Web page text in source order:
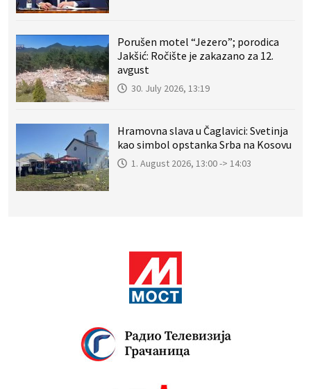
Porušen motel “Jezero”; porodica
Jakšić: Ročište je zakazano za 12.
avgust
30. July 2026, 13:19
Hramovna slava u Čaglavici: Svetinja
kao simbol opstanka Srba na Kosovu
1. August 2026, 13:00 -> 14:03